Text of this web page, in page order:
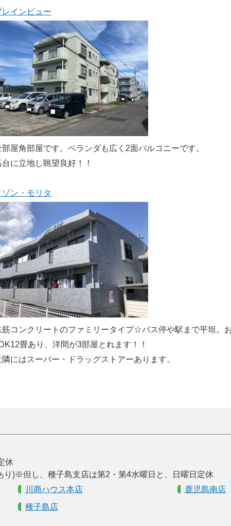
レインビュー
部屋角部屋です。ベランダも広く2面バルコニーです。
台に立地し眺望良好！！
ゾン・モリタ
筋コンクリートのファミリータイプ☆バス停や駅まで平坦
畳あり、洋間が3部屋とれます！！
隣にはスーパー・ドラッグストアーあります。
休
り)※但し、種子島支店は第2・第4水曜日と、日曜日定休
川商ハウス本店
鹿児島南店
種子島店